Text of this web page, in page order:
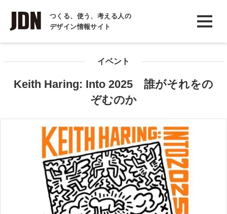
つくる、使う、考える人の
デザイン情報サイト
INTERVIEW
インタビュー
イベント
Keith Haring: Into 2025 誰がそれをの
ぞむのか